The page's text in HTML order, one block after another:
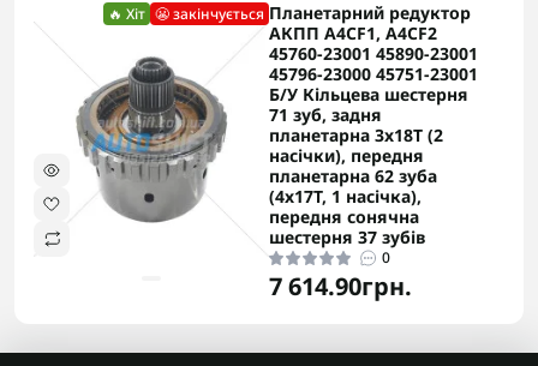
🔥 Хіт 😬 закінчується Планетарний редуктор
АКПП A4CF1, A4CF2
45760-23001 45890-23001
45796-23000 45751-23001
Б/У Кільцева шестерня
71 зуб, задня
планетарна 3x18T (2
насічки), передня
планетарна 62 зуба
(4x17T, 1 насічка),
передня сонячна
шестерня 37 зубів
0
7 614.90грн.